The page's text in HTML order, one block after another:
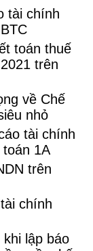
tài chính
toán thuế
trên
về Chế
nhỏ
tài chính
1A
trên
chính
lập báo